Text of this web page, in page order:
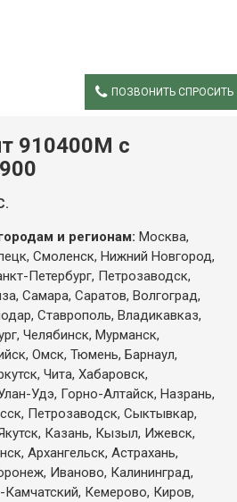
ПОЗВОНИТЬ СПРОСИТЬ
910400М с
и регионам: Москва,
Смоленск, Нижний Новгород,
Петербург, Петрозаводск,
Самара, Саратов, Волгоград,
Ставрополь, Владикавказ,
Челябинск, Мурманск,
Омск, Тюмень, Барнаул,
Чита, Хабаровск,
Удэ, Горно-Алтайск, Назрань,
Петрозаводск, Сыктывкар,
Казань, Кызыл, Ижевск,
Архангельск, Астрахань,
Иваново, Калининград,
Камчатский, Кемерово, Киров,